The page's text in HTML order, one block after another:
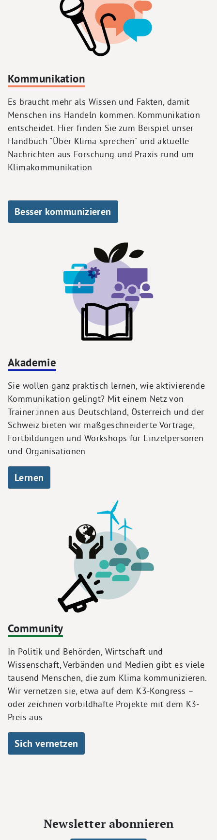
Kommunikation
Es braucht mehr als Wissen und Fakten, damit
Menschen ins Handeln kommen. Kommunikation
entscheidet. Hier finden Sie zum Beispiel unser
Handbuch "Über Klima sprechen" und aktuelle
Nachrichten aus Forschung und Praxis rund um
Klimakommunikation
Besser kommunizieren
Akademie
Sie wollen ganz praktisch lernen, wie aktivierende
Kommunikation gelingt? Mit einem Netz von
Trainer:innen aus Deutschland, Österreich und der
Schweiz bieten wir maßgeschneiderte Vorträge,
Fortbildungen und Workshops für Einzelpersonen
und Organisationen
Lernen
Community
In Politik und Behörden, Wirtschaft und
Wissenschaft, Verbänden und Medien gibt es viele
tausend Menschen, die zum Klima kommunizieren.
Wir vernetzen sie, etwa auf dem K3-Kongress –
oder zeichnen vorbildhafte Projekte mit dem K3-
Preis aus
Sich vernetzen
Newsletter abonnieren